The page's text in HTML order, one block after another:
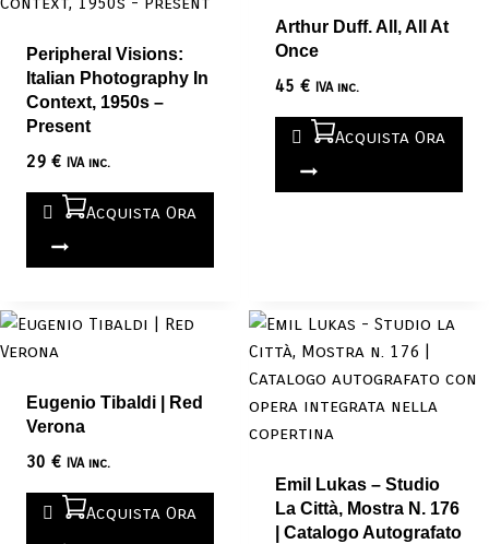
Peripheral Visions:
Italian Photography In
Context, 1950s –
Present
29 € IVA inc.
Acquista Ora
Arthur Duff. All, All At
Once
45 € IVA inc.
Acquista Ora
Eugenio Tibaldi | Red
Verona
30 € IVA inc.
Acquista Ora
Emil Lukas – Studio
La Città, Mostra N. 176
| Catalogo Autografato